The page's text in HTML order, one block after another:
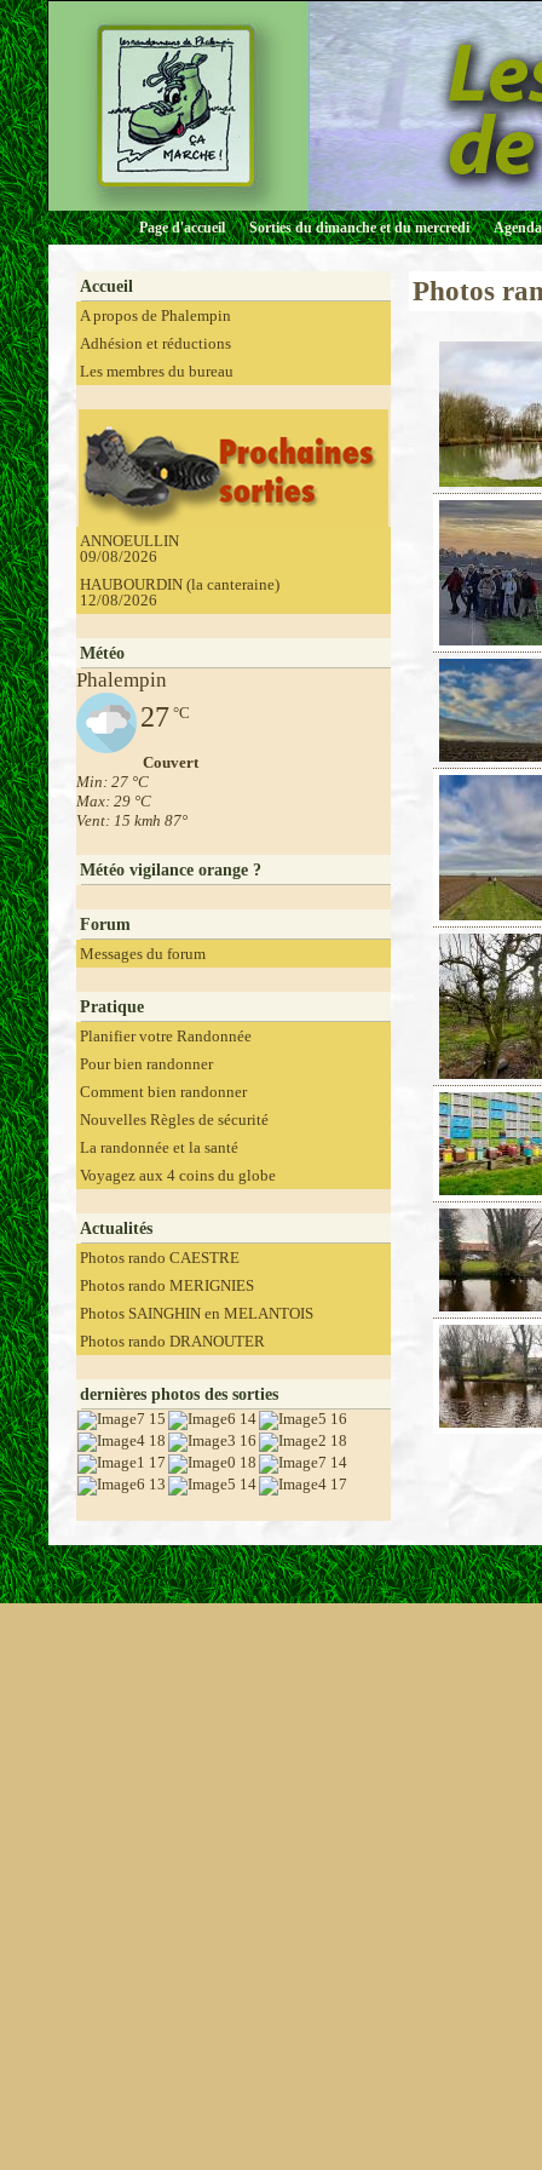
Page d'accueil Sorties du dimanche et du mercredi
Accueil
A propos de Phalempin
Adhésion et réductions
Les membres du bureau
ANNOEULLIN
09/08/2026
HAUBOURDIN (la canteraine)
12/08/2026
Météo
Phalempin
27 °C
Couvert
Min: 27 °C
Max: 29 °C
Vent: 15 kmh 87°
Météo vigilance orange ?
Forum
Messages du forum
Pratique
Planifier votre Randonnée
Pour bien randonner
Comment bien randonner
Nouvelles Règles de sécurité
La randonnée et la santé
Voyagez aux 4 coins du globe
Actualités
Photos rando CAESTRE
Photos rando MERIGNIES
Photos SAINGHIN en MELANTOIS
Photos rando DRANOUTER
dernières photos des sorties
Photos